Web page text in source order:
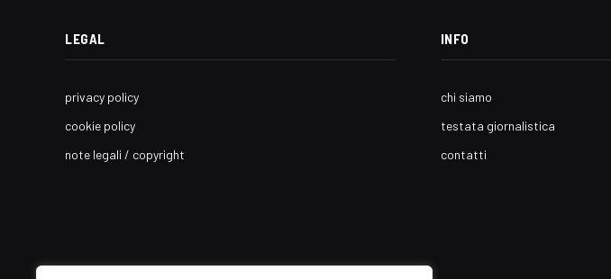
LEGAL
privacy policy
cookie policy
note legali / copyright
INFO
chi siamo
testata giornalistica
contatti